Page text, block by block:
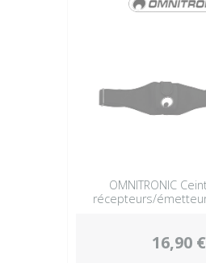
OMNITRONIC
récepteurs/
16,90 €